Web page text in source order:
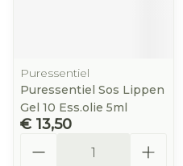
Puressentiel
Puressentiel Sos Lippen
Gel 10 Ess.olie 5ml
€ 13,50